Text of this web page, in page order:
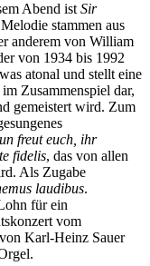
Abend ist Sir
stammen aus
anderem von William
von 1934 bis 1992
atonal und stellt eine
Zusammenspiel dar,
gemeistert wird. Zum
freut euch, ihr
fidelis, das von allen
Als Zugabe
laudibus.
für ein
vom
Karl-Heinz Sauer